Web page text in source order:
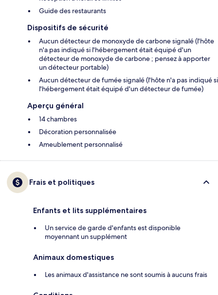
Guide des restaurants
Dispositifs de sécurité
Aucun détecteur de monoxyde de carbone signalé (l'hôte
n'a pas indiqué si l'hébergement était équipé d'un
détecteur de monoxyde de carbone ; pensez à apporter
un détecteur portable)
Aucun détecteur de fumée signalé (l'hôte n'a pas indiqué si
l'hébergement était équipé d'un détecteur de fumée)
Aperçu général
14 chambres
Décoration personnalisée
Ameublement personnalisé
Frais et politiques
Enfants et lits supplémentaires
Un service de garde d'enfants est disponible
moyennant un supplément
Animaux domestiques
Les animaux d'assistance ne sont soumis à aucuns frais